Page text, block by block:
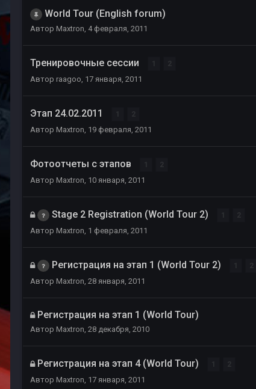
World Tour (English forum)
Автор Maxtron, 4 февраля, 2011
Тренировочные сессии
Автор raagoo, 17 января, 2011
Этап 24.02.2011
Автор Maxtron, 19 февраля, 2011
Фотоотчеты с этапов
Автор Maxtron, 10 января, 2011
Stage 2 Registration (World Tour 2)
Автор Maxtron, 1 февраля, 2011
Регистрация на этап 1 (World Tour 2)
Автор Maxtron, 28 января, 2011
Регистрация на этап 1 (World Tour)
Автор Maxtron, 28 декабря, 2010
Регистрация на этап 4 (World Tour)
Автор Maxtron, 17 января, 2011